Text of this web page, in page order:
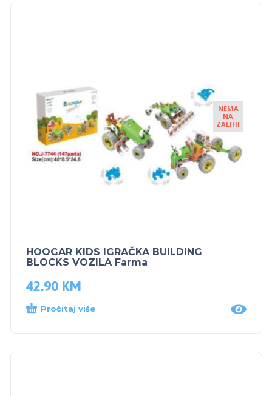
NEMA
NA
ZALIHI
HOOGAR KIDS IGRAČKA BUILDING
BLOCKS VOZILA Farma
42.90 KM
Pročitaj više